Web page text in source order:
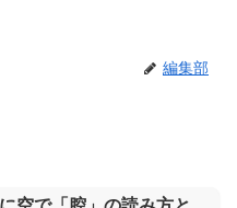
編集部